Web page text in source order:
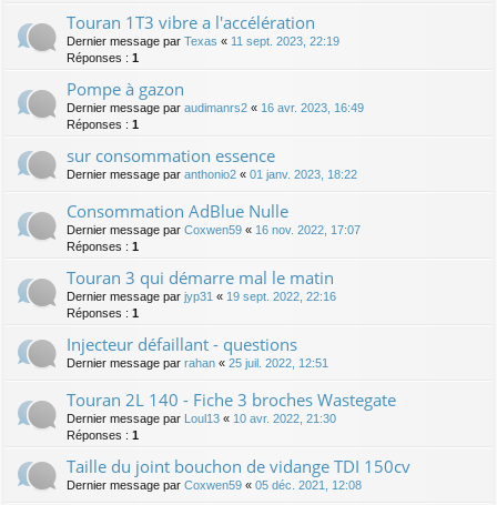
Touran 1T3 vibre a l'accélération
Dernier message par Texas « 11 sept. 2023, 22:19
Réponses : 1
Pompe à gazon
Dernier message par audimanrs2 « 16 avr. 2023, 16:49
Réponses : 1
sur consommation essence
Dernier message par anthonio2 « 01 janv. 2023, 18:22
Consommation AdBlue Nulle
Dernier message par Coxwen59 « 16 nov. 2022, 17:07
Réponses : 1
Touran 3 qui démarre mal le matin
Dernier message par jyp31 « 19 sept. 2022, 22:16
Réponses : 1
Injecteur défaillant - questions
Dernier message par rahan « 25 juil. 2022, 12:51
Touran 2L 140 - Fiche 3 broches Wastegate
Dernier message par Loul13 « 10 avr. 2022, 21:30
Réponses : 1
Taille du joint bouchon de vidange TDI 150cv
Dernier message par Coxwen59 « 05 déc. 2021, 12:08